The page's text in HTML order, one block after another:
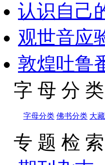
认识自己
观世音应
敦煌吐鲁
字 母 分 类
字母分类 佛书分类 大
专 题 检 索